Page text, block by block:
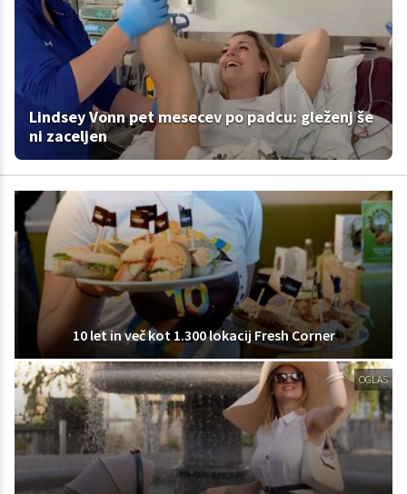
Lindsey Vonn pet mesecev po padcu: gleženj še
ni zaceljen
10 let in več kot 1.300 lokacij Fresh Corner
OGLAS